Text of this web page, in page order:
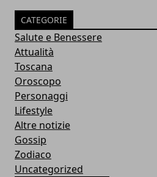
CATEGORIE
Salute e Benessere
Attualità
Toscana
Oroscopo
Personaggi
Lifestyle
Altre notizie
Gossip
Zodiaco
Uncategorized